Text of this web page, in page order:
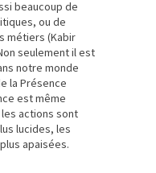
beaucoup de
ou de
métiers (Kabir
seulement il est
notre monde
la Présence
est même
actions sont
lucides, les
apaisées.